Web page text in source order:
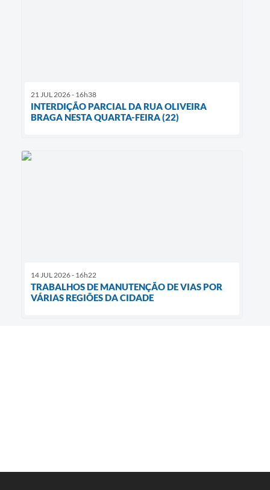
21 JUL 2026 - 16h38
INTERDIÇÃO PARCIAL DA RUA OLIVEIRA
BRAGA NESTA QUARTA-FEIRA (22)
14 JUL 2026 - 16h22
TRABALHOS DE MANUTENÇÃO DE VIAS POR
VÁRIAS REGIÕES DA CIDADE